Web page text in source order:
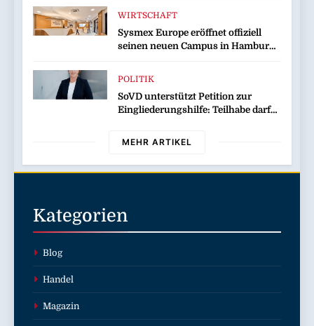
WIRTSCHAFT
Sysmex Europe eröffnet offiziell
seinen neuen Campus in Hamburg
Arbeitsumgebungen
POLITIK
SoVD unterstützt Petition zur
Eingliederungshilfe: Teilhabe darf
MEHR ARTIKEL
Kategorien
Blog
Handel
Magazin